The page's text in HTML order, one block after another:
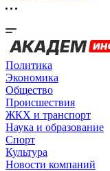
Политика
Экономика
Общество
Происшествия
ЖКХ и транспорт
Наука и образование
Спорт
Культура
Новости компаний